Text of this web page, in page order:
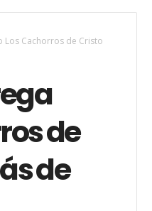
Los Cachorros de Cristo
de
de